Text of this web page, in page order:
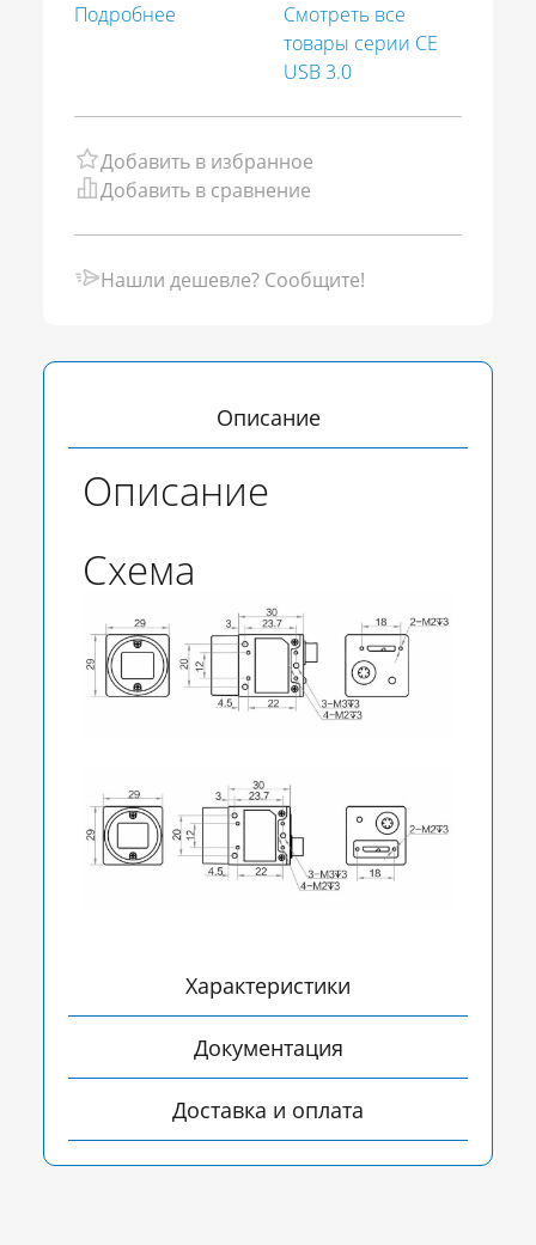
Подробнее
Смотреть все
товары серии CE
USB 3.0
Добавить в избранное
Добавить в сравнение
Нашли дешевле? Сообщите!
Описание
Описание
Схема
Характеристики
Документация
Доставка и оплата